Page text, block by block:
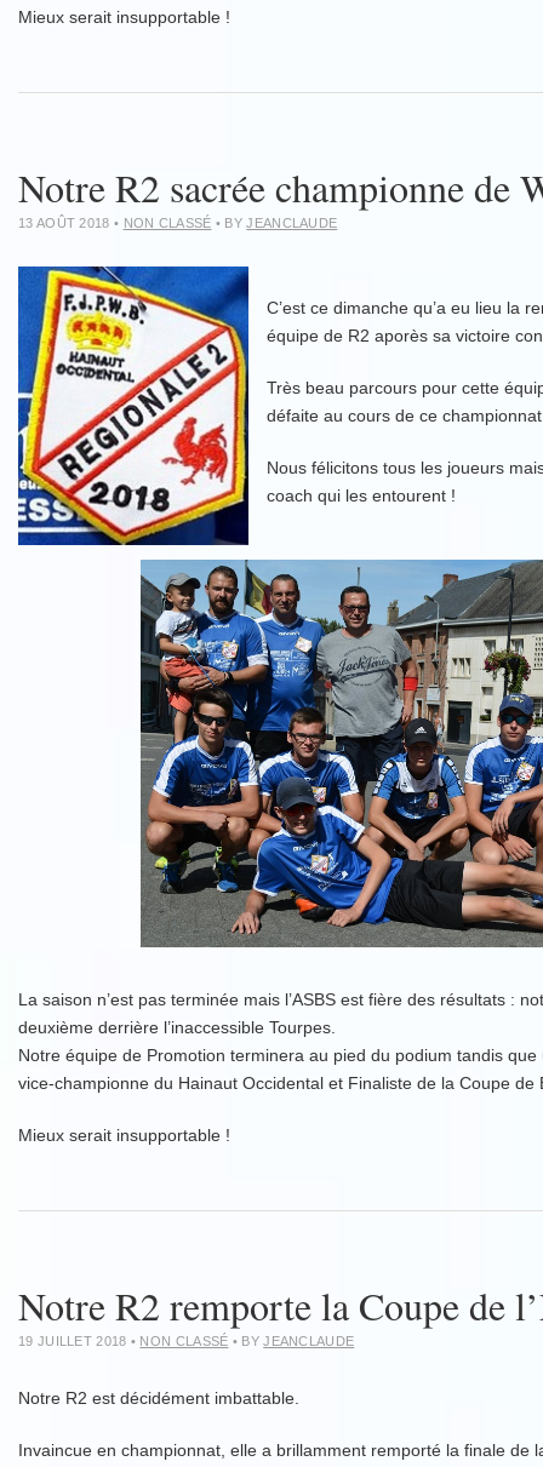
Mieux serait insupportable !
Notre R2 sacrée championne de
13 AOÛT 2018 • NON CLASSÉ • BYJEANCLAUDE
C’est ce dimanche qu’a eu lieu la
équipe de R2 aporès sa victoire
Très beau parcours pour cette
défaite au cours de ce
Nous félicitons tous les joueurs
coach qui les entourent !
La saison n’est pas terminée mais l’ASBS est fière des résultats :
deuxième derrière l’inaccessible Tourpes.
Notre équipe de Promotion terminera au pied du podium tandis
vice-championne du Hainaut Occidental et Finaliste de la Coupe
Mieux serait insupportable !
Notre R2 remporte la Coupe de
19 JUILLET 2018 • NON CLASSÉ • BYJEANCLAUDE
Notre R2 est décidément imbattable.
Invaincue en championnat, elle a brillamment remporté la finale de